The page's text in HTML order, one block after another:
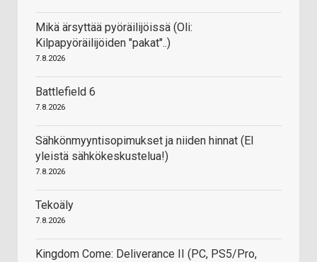
Mikä ärsyttää pyöräilijöissä (Oli:
Kilpapyöräilijöiden "pakat"..)
7.8.2026
Battlefield 6
7.8.2026
Sähkönmyyntisopimukset ja niiden hinnat (EI
yleistä sähkökeskustelua!)
7.8.2026
Tekoäly
7.8.2026
Kingdom Come: Deliverance II (PC, PS5/Pro,